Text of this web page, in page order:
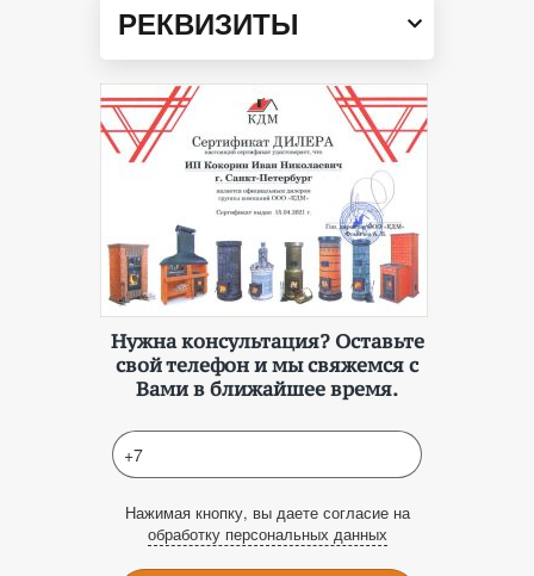
РЕКВИЗИТЫ
Нужна консультация? Оставьте
свой телефон и мы свяжемся с
Вами в ближайшее время.
Нажимая кнопку, вы даете согласие на
обработку персональных данных